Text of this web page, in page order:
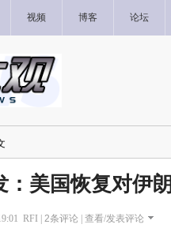
视频 博客 论坛
：美国恢复对伊
RFI | 2条评论 | 查看/发表评论